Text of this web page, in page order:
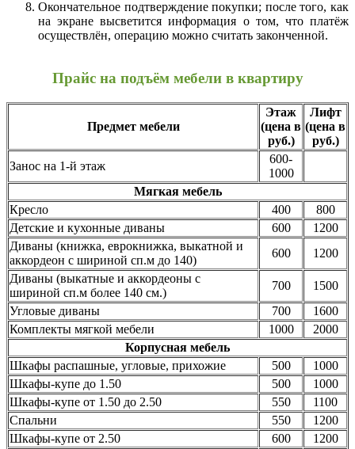
Окончательное подтверждение покупки; после того, как
на экране высветится информация о том, что платёж
осуществлён, операцию можно считать законченной.
Прайс на подъём мебели в квартиру
Предмет мебели
Этаж
(цена в
руб.)
Лифт
(цена в
руб.)
Занос на 1-й этаж
600-
1000
Мягкая мебель
Кресло
400
800
Детские и кухонные диваны
600
1200
Диваны (книжка, еврокнижка, выкатной и
аккордеон с шириной сп.м до 140)
600
1200
Диваны (выкатные и аккордеоны с
шириной сп.м более 140 см.)
700
1500
Угловые диваны
700
1600
Комплекты мягкой мебели
1000
2000
Корпусная мебель
Шкафы распашные, угловые, прихожие
500
1000
Шкафы-купе до 1.50
500
1000
Шкафы-купе от 1.50 до 2.50
550
1100
Спальни
550
1200
Шкафы-купе от 2.50
600
1200